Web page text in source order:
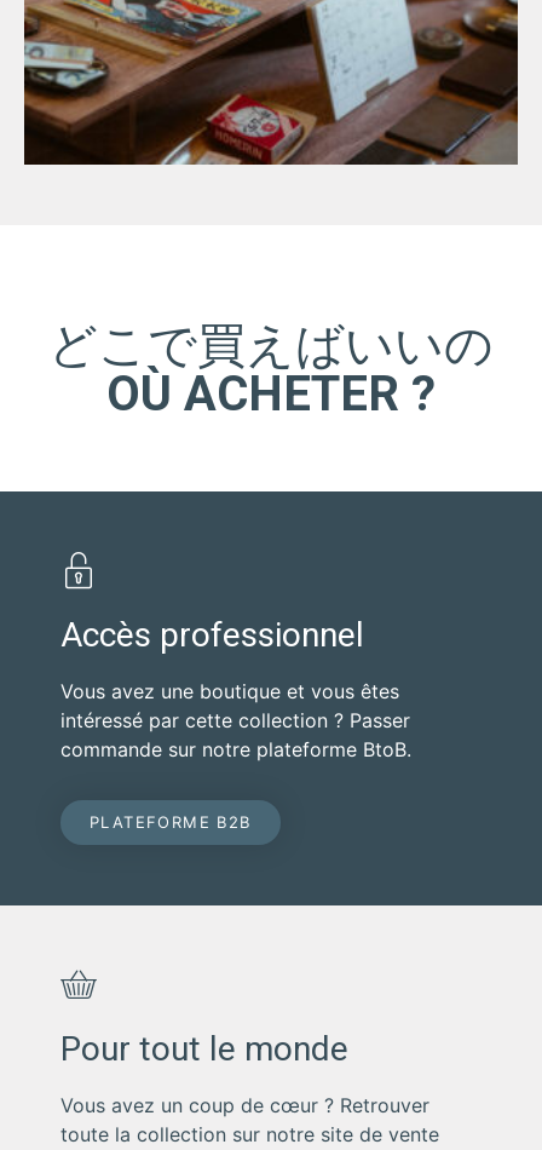
どこで買えばいいの
OÙ ACHETER ?
Accès professionnel
Vous avez une boutique et vous êtes
intéressé par cette collection ? Passer
commande sur notre plateforme BtoB.
PLATEFORME B2B
Pour tout le monde
Vous avez un coup de cœur ? Retrouver
toute la collection sur notre site de vente